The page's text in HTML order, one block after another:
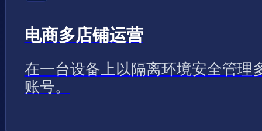
电商多店铺运营
在一台设备上以隔离环境安全管理
账号。